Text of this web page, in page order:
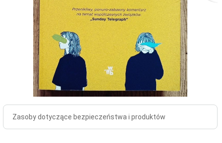
Zasoby dotyczące bezpieczeństwa i produktów